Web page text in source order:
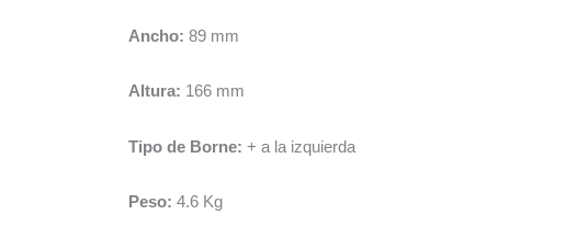
Ancho: 89 mm
Altura: 166 mm
Tipo de Borne: + a la izquierda
Peso: 4.6 Kg